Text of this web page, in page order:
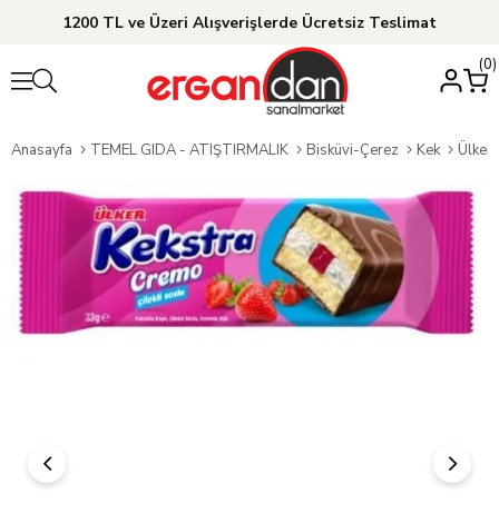
1200 TL ve Üzeri Alışverişlerde Ücretsiz Teslimat
0
Anasayfa TEMEL GIDA - ATIŞTIRMALIK Bisküvi-Çerez Kek Ülker